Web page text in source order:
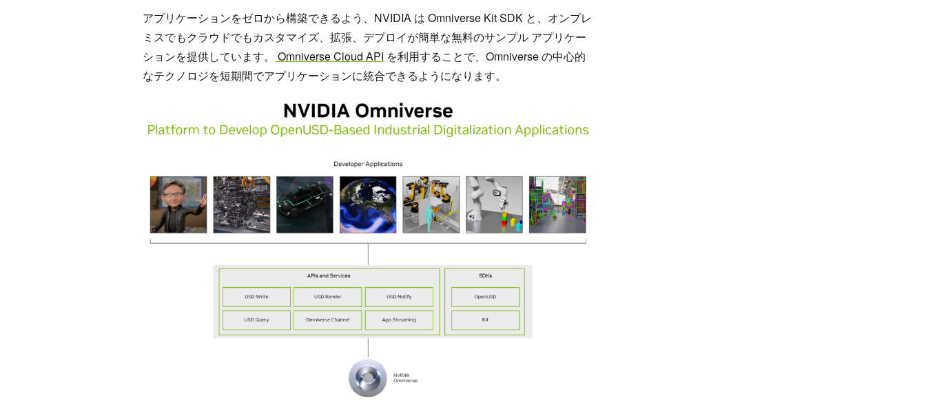
アプリケーションをゼロから構築できるよう、NVIDIA は Omniverse Kit SDK と、オンプレ
ミスでもクラウドでもカスタマイズ、拡張、デプロイが簡単な無料のサンプル アプリケー
ションを提供しています。
Omniverse Cloud API を利用することで、Omniverse の中心的
なテクノロジを短期間でアプリケーションに統合できるようになります。